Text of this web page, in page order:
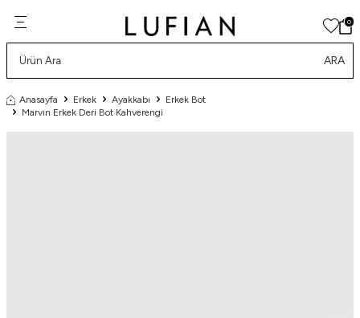
0
ARA
Anasayfa Erkek Ayakkabı
Erkek Bot
Marvın Erkek Deri Bot Kahverengi